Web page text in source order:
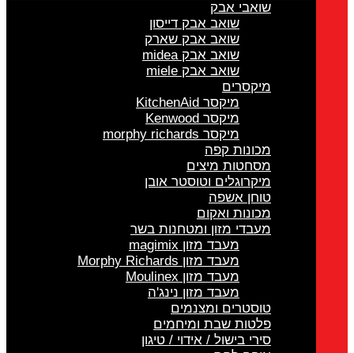
שואבי אבק
שואב אבק דייסון
שואב אבק שארק
שואב אבק midea
שואב אבק miele
מיקסרים
מיקסר KitchenAid
מיקסר Kenwood
מיקסר morphy richards
מכונות קפה
מסחטות מיצים
מיקרוגלים וטוסטר אובן
טוחן אשפה
מכונות ואקום
מעבדי מזון ומטחנות בשר
מעבד מזון magimix
מעבד מזון Morphy Richards
מעבד מזון Moulinex
מעבד מזון נינג'ה
טוסטרים ומצנמים
פלטות שבת ומיחמים
סירי בישול / אידוי / טיגון